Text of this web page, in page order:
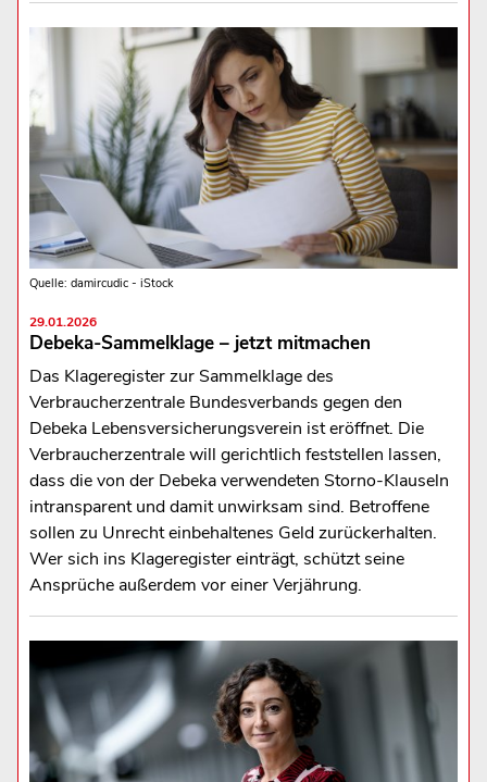
Quelle: damircudic - iStock
29.01.2026
Debeka-Sammelklage – jetzt mitmachen
Das Klageregister zur Sammelklage des
Verbraucherzentrale Bundesverbands gegen den
Debeka Lebensversicherungsverein ist eröffnet. Die
Verbraucherzentrale will gerichtlich feststellen lassen,
dass die von der Debeka verwendeten Storno-Klauseln
intransparent und damit unwirksam sind. Betroffene
sollen zu Unrecht einbehaltenes Geld zurückerhalten.
Wer sich ins Klageregister einträgt, schützt seine
Ansprüche außerdem vor einer Verjährung.